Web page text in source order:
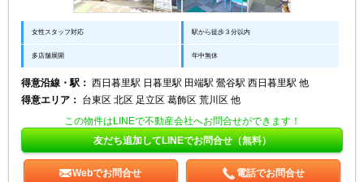
女性スタッフ対応 駅から徒歩３分以内
多店舗展開 年中無休
得意沿線・駅： 西日暮里駅 日暮里駅 田端駅 鶯谷駅 西日暮里駅 他
得意エリア：
台東区 北区 足立区 葛飾区 荒川区 他
この物件はLINEで不動産会社へお問合せができます！
友だち追加してLINEでお問合せ（無料）
Webでお問合せ 電話でお問合せ